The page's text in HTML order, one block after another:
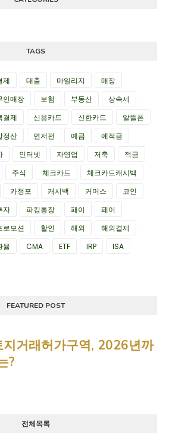
TAGS
제 대출 마일리지
매장
인매장 보험 부동산
상속세
결제 신용카드 신한카드
알뜰폰
정산 연저펀 예금
예적금
인터넷 자영업 저축
적금
주식 체크카드
체크카드캐시백
카정포 캐시백 커머스
코인
자 파킹통장 패이
페이
로모션 할인 해외
해외결제
율 CMA ETF IRP
ISA
FEATURED POST
지거래허가구역, 2026년까
?
전체목록